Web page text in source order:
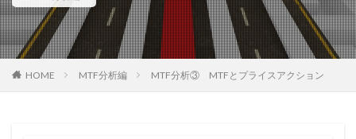
HOME MTF分析編 MTF分析③ MTFとプライスアクション